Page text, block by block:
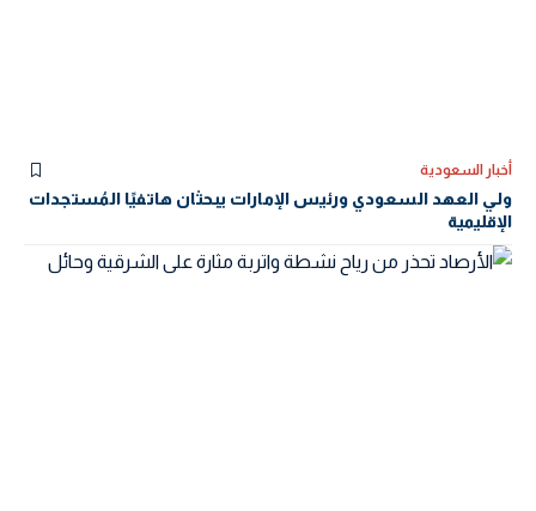
أخبار السعودية
ولي العهد السعودي ورئيس الإمارات يبحثان هاتفيًا المُستجدات
الإقليمية